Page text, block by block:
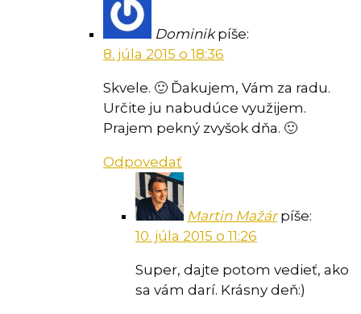
Dominik píše:
8. júla 2015 o 18:36
Skvele. 🙂 Ďakujem, Vám za radu.
Určite ju nabudúce využijem.
Prajem pekný zvyšok dňa. 🙂
Odpovedať
Martin Mažár píše:
10. júla 2015 o 11:26
Super, dajte potom vedieť, ako
sa vám darí. Krásny deň:)